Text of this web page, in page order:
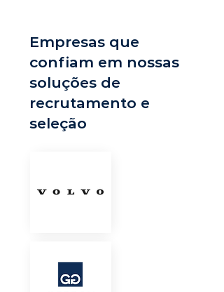
Empresas que
confiam em nossas
soluções de
recrutamento e
seleção